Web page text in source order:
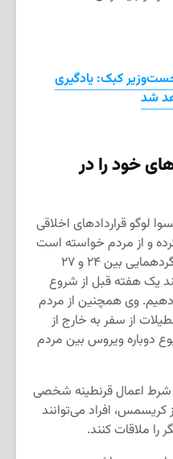
کبک: یادگیری
شد
خود را در
لوگو قراردادهای اخلاقی
و از مردم خواسته است
که دیدوبازدیدهای خود را به دو گردهمایی بین ۲۴ و ۲۷
یک هفته قبل از شروع
دهیم. وی همچنین از مردم
از سفر به خارج از
دوباره ویروس بین مردم
شرط اعمال قرنطینه شخصی
افراد می‌توانند
را ملاقات کنند.